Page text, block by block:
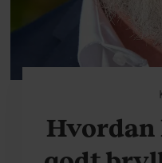
Hvordan